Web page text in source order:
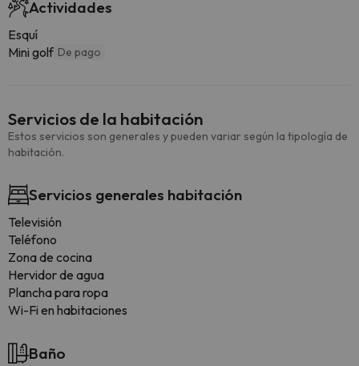
Actividades
Esquí
Mini golf De pago
Servicios de la habitación
Estos servicios son generales y pueden variar según la tipología de
habitación.
Servicios generales habitación
Televisión
Teléfono
Zona de cocina
Hervidor de agua
Plancha para ropa
Wi-Fi en habitaciones
Baño